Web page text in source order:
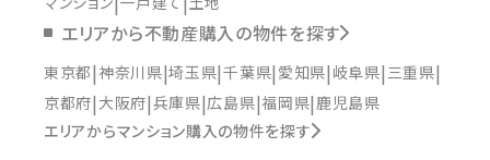
エリアから不動産購入の物件を探す
東京都 神奈川県 埼玉県 千葉県 愛知県 岐阜県 三重県
京都府 大阪府 兵庫県 広島県 福岡県 鹿児島県
エリアからマンション購入の物件を探す